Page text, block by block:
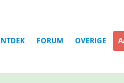
FORUM OVERIGE